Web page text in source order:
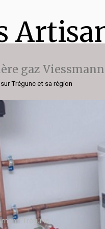
gaz Viessmann
Trégunc et sa région
Trégunc